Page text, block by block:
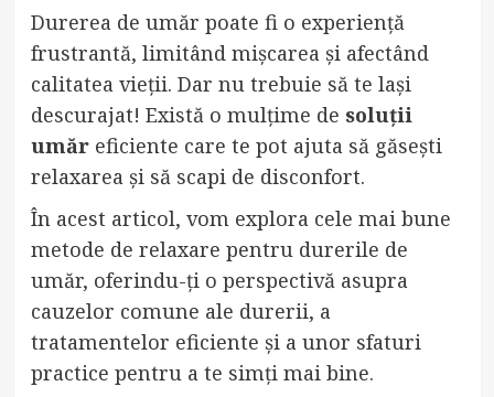
Durerea de umăr poate fi o experiență
frustrantă, limitând mișcarea și afectând
calitatea vieții. Dar nu trebuie să te lași
descurajat! Există o mulțime de soluții
umăreficiente care te pot ajuta să găsești
relaxarea și să scapi de disconfort.
În acest articol, vom explora cele mai bune
metode de relaxare pentru durerile de
umăr, oferindu-ți o perspectivă asupra
cauzelor comune ale durerii, a
tratamentelor eficiente și a unor sfaturi
practice pentru a te simți mai bine.